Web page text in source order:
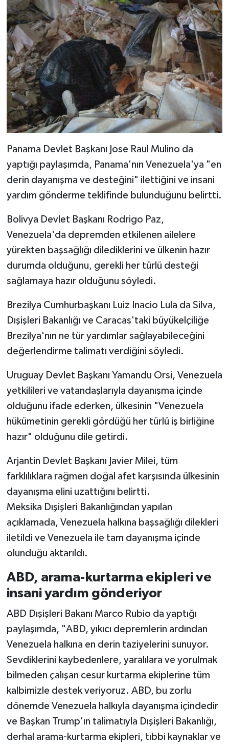
Panama Devlet Başkanı Jose Raul Mulino da
yaptığı paylaşımda, Panama'nın Venezuela'ya "en
derin dayanışma ve desteğini" ilettiğini ve insani
yardım gönderme teklifinde bulunduğunu belirtti.
Bolivya Devlet Başkanı Rodrigo Paz,
Venezuela'da depremden etkilenen ailelere
yürekten başsağlığı dilediklerini ve ülkenin hazır
durumda olduğunu, gerekli her türlü desteği
sağlamaya hazır olduğunu söyledi.
Brezilya Cumhurbaşkanı Luiz Inacio Lula da Silva,
Dışişleri Bakanlığı ve Caracas'taki büyükelçiliğe
Brezilya'nın ne tür yardımlar sağlayabileceğini
değerlendirme talimatı verdiğini söyledi.
Uruguay Devlet Başkanı Yamandu Orsi, Venezuela
yetkilileri ve vatandaşlarıyla dayanışma içinde
olduğunu ifade ederken, ülkesinin "Venezuela
hükümetinin gerekli gördüğü her türlü iş birliğine
hazır" olduğunu dile getirdi.
Arjantin Devlet Başkanı Javier Milei, tüm
farklılıklara rağmen doğal afet karşısında ülkesinin
dayanışma elini uzattığını belirtti.
Meksika Dışişleri Bakanlığından yapılan
açıklamada, Venezuela halkına başsağlığı dilekleri
iletildi ve Venezuela ile tam dayanışma içinde
olunduğu aktarıldı.
ABD, arama-kurtarma ekipleri ve
insani yardım gönderiyor
ABD Dışişleri Bakanı Marco Rubio da yaptığı
paylaşımda, "ABD, yıkıcı depremlerin ardından
Venezuela halkına en derin taziyelerini sunuyor.
Sevdiklerini kaybedenlere, yaralılara ve yorulmak
bilmeden çalışan cesur kurtarma ekiplerine tüm
kalbimizle destek veriyoruz. ABD, bu zorlu
dönemde Venezuela halkıyla dayanışma içindedir
ve Başkan Trump'ın talimatıyla Dışişleri Bakanlığı,
derhal arama-kurtarma ekipleri, tıbbi kaynaklar ve